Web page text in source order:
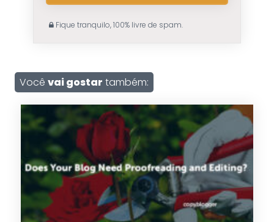
Fique tranquilo, 100% livre de spam.
Você vai gostar também: